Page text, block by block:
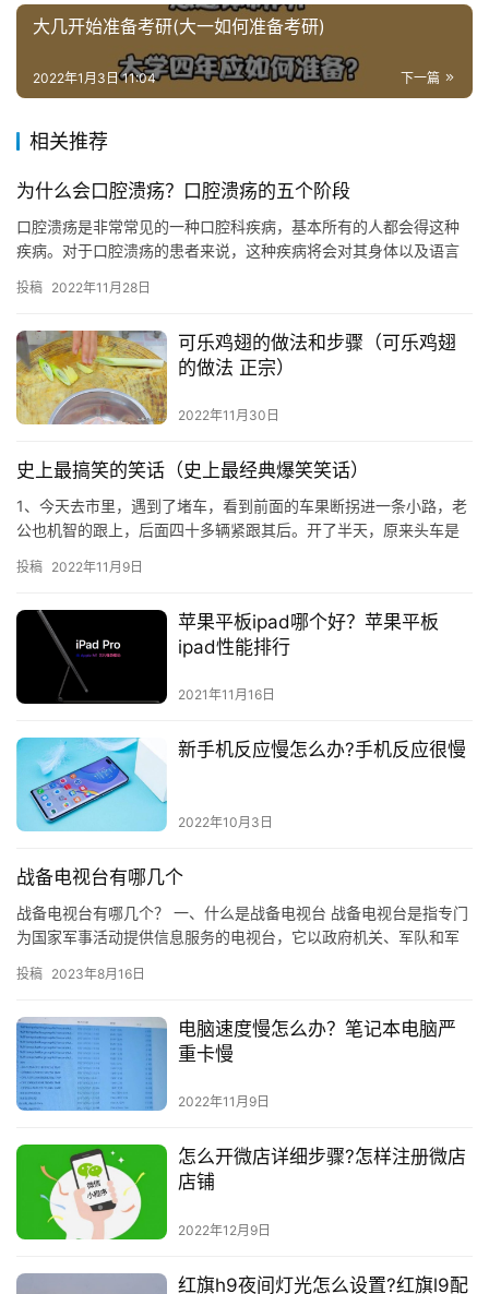
大几开始准备考研(大一如何准备考研)
下一篇
2022年1月3日 11:04
相关推荐
为什么会口腔溃疡？口腔溃疡的五个阶段
口腔溃疡是非常常见的一种口腔科疾病，基本所有的人都会得这种
疾病。对于口腔溃疡的患者来说，这种疾病将会对其身体以及语言
做好预…
投稿 2022年11月28日
可乐鸡翅的做法和步骤（可乐鸡翅
的做法 正宗）
2022年11月30日
史上最搞笑的笑话（史上最经典爆笑笑话）
1、今天去市里，遇到了堵车，看到前面的车果断拐进一条小路，老
公也机智的跟上，后面四十多辆紧跟其后。开了半天，原来头车是
开，…
投稿 2022年11月9日
苹果平板ipad哪个好？苹果平板
ipad性能排行
2021年11月16日
新手机反应慢怎么办?手机反应很慢
2022年10月3日
战备电视台有哪几个
战备电视台有哪几个？ 一、什么是战备电视台 战备电视台是指专门
为国家军事活动提供信息服务的电视台，它以政府机关、军队和军
容…
投稿 2023年8月16日
电脑速度慢怎么办？笔记本电脑严
重卡慢
2022年11月9日
怎么开微店详细步骤?怎样注册微店
店铺
2022年12月9日
红旗h9夜间灯光怎么设置?红旗l9配